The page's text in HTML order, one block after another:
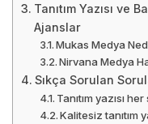
Tanıtım Yazısı ve
Ajanslar
Mukas Medya
Nirvana Medya
Sıkça Sorulan
Tanıtım yazısı
Kalitesiz tanıtım